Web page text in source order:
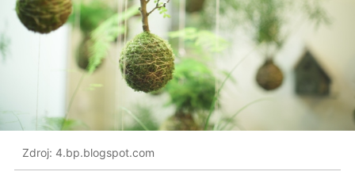
Zdroj: 4.bp.blogspot.com